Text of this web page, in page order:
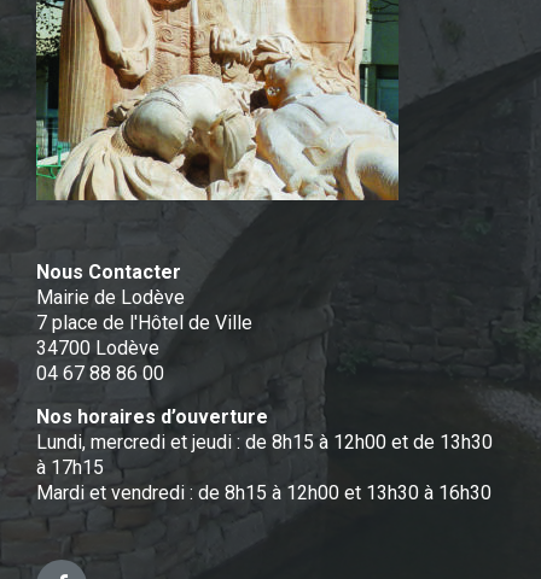
Nous Contacter
Mairie de Lodève
7 place de l'Hôtel de Ville
34700 Lodève
04 67 88 86 00
Nos horaires d’ouverture
Lundi, mercredi et jeudi : de 8h15 à 12h00 et de 13h30
à 17h15
Mardi et vendredi : de 8h15 à 12h00 et 13h30 à 16h30